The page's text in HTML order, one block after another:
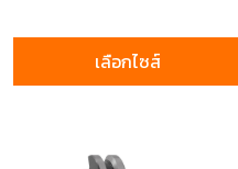
เลือกไซส์